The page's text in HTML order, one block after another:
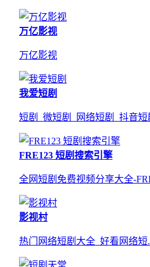
万亿影视
万亿影视
我爱短剧
短剧_微短剧_网络短剧_抖音
FRE123 短剧搜索引擎
全网短剧免费视频分享大全-
影视村
热门网络短剧大全_好看网络短